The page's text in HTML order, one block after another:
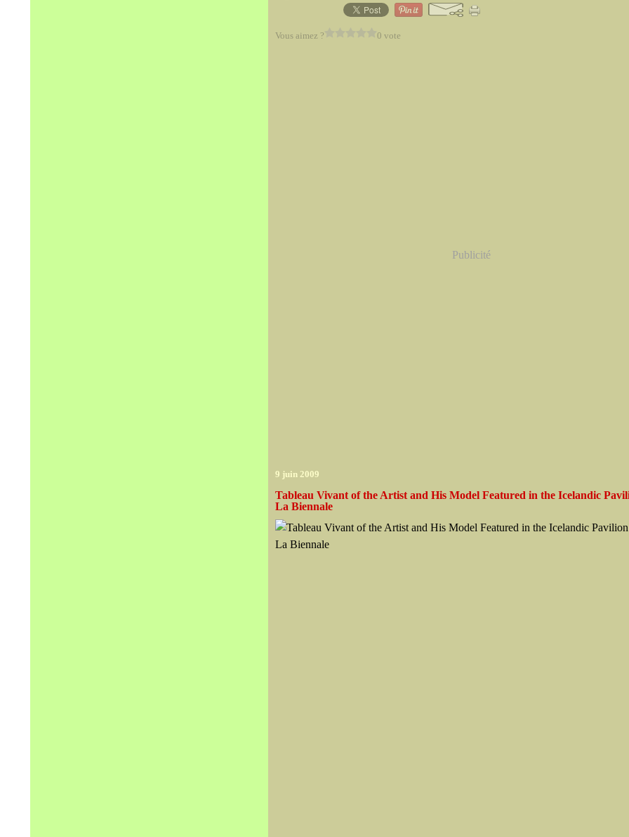
Vous aimez ? 0 vote
Publicité
9 juin 2009
Tableau Vivant of the Artist and His Model Featured in the Icelandic
La Biennale